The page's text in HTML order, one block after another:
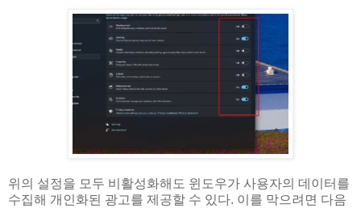
위의 설정을 모두 비활성화해도 윈도우가 사용자의 데이터를
수집해 개인화된 광고를 제공할 수 있다. 이를 막으려면 다음